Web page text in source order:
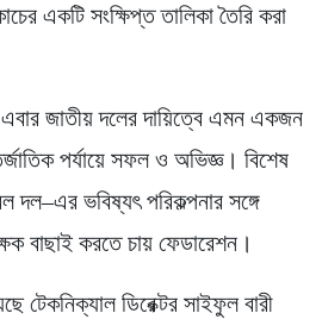
একটি সংক্ষিপ্ত তালিকা তৈরি করা
জাতীয় দলের দায়িত্বে এমন একজন
পর্যায়ে সফল ও অভিজ্ঞ। বিশেষ
দল–এর ভবিষ্যৎ পরিকল্পনার সঙ্গে
বাছাই করতে চায় ফেডারেশন।
টেকনিক্যাল ডিরেক্টর সাইফুল বারী